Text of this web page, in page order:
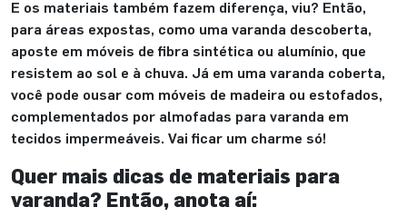
E os materiais também fazem diferença, viu? Então,
para áreas expostas, como uma varanda descoberta,
aposte em móveis de fibra sintética ou alumínio, que
resistem ao sol e à chuva. Já em uma varanda coberta,
você pode ousar com móveis de madeira ou estofados,
complementados por almofadas para varanda em
tecidos impermeáveis. Vai ficar um charme só!
Quer mais dicas de materiais para
varanda? Então, anota aí: